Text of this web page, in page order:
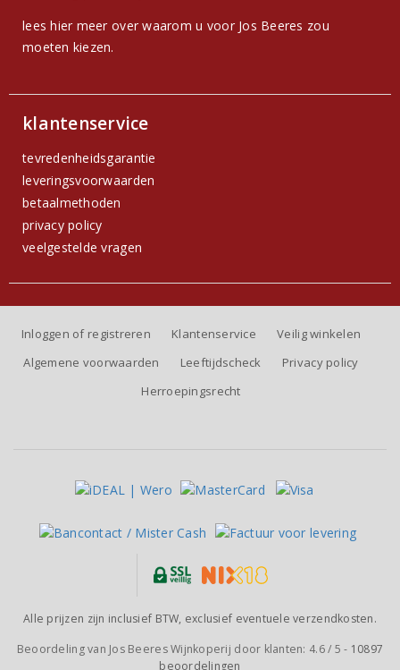
lees hier meer over waarom u voor Jos Beeres zou
moeten kiezen.
klantenservice
tevredenheidsgarantie
leveringsvoorwaarden
betaalmethoden
privacy policy
veelgestelde vragen
Inloggen of registreren Klantenservice
Veilig winkelen
Algemene voorwaarden
Leeftijdscheck
Privacy policy
Herroepingsrecht
Alle prijzen zijn inclusief BTW, exclusief eventuele verzendkosten.
Beoordeling van Jos Beeres Wijnkoperij door klanten: 4.6/ 5 - 10897
beoordelingen